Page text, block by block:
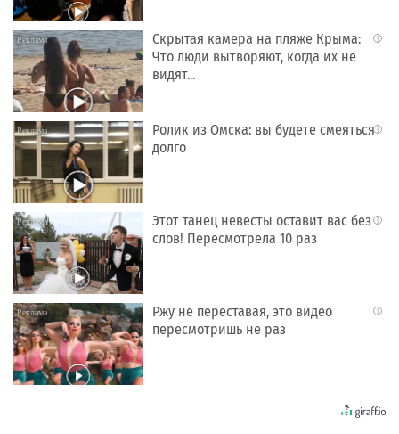
i
Скрытая камера на пляже Крыма:
Что люди вытворяют, когда их не
видят...
i
Ролик из Омска: вы будете смеяться
долго
i
Этот танец невесты оставит вас без
слов! Пересмотрела 10 раз
i
Ржу не переставая, это видео
пересмотришь не раз